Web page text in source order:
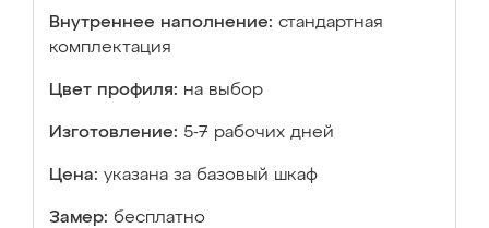
Внутреннее наполнение: стандартная
комплектация
Цвет профиля: на выбор
Изготовление: 5-7 рабочих дней
Цена: указана за базовый шкаф
Замер: бесплатно